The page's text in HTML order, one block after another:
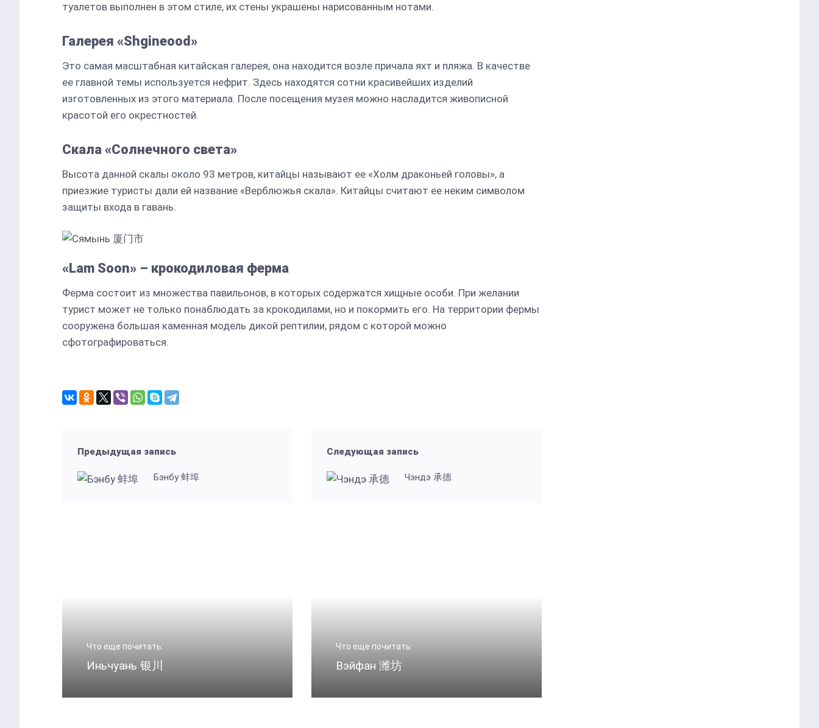
туалетов выполнен в этом стиле, их стены украшены нарисованным нотами.
Галерея «Shgineood»
Это самая масштабная китайская галерея, она находится возле причала яхт и пляжа. В качестве
ее главной темы используется нефрит. Здесь находятся сотни красивейших изделий
изготовленных из этого материала. После посещения музея можно насладится живописной
красотой его окрестностей.
Скала «Солнечного света»
Высота данной скалы около 93 метров, китайцы называют ее «Холм драконьей головы», а
приезжие туристы дали ей название «Верблюжья скала». Китайцы считают ее неким символом
защиты входа в гавань.
«Lam Soon» – крокодиловая ферма
Ферма состоит из множества павильонов, в которых содержатся хищные особи. При желании
турист может не только понаблюдать за крокодилами, но и покормить его. На территории фермы
сооружена большая каменная модель дикой рептилии, рядом с которой можно
сфотографироваться.
Предыдущая запись
Бэнбу 蚌埠
Следующая запись
Чэндэ 承德
Что еще почитать:
Иньчуань 银川
Что еще почитать:
Вэйфан 潍坊